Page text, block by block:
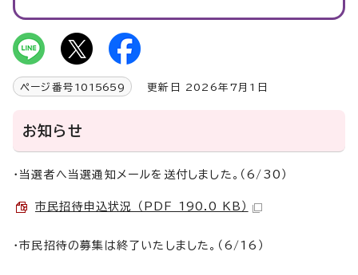
ページ番号 1015659 更新日 2026年7月1日
お知らせ
・当選者へ当選通知メールを送付しました。（6/30）
市民招待申込状況 （PDF 190.0 KB）
・市民招待の募集は終了いたしました。（6/16）